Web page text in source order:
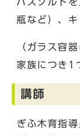
バスソルト
瓶など）、
（ガラス容
家族につき1
講師
ぎふ木育指